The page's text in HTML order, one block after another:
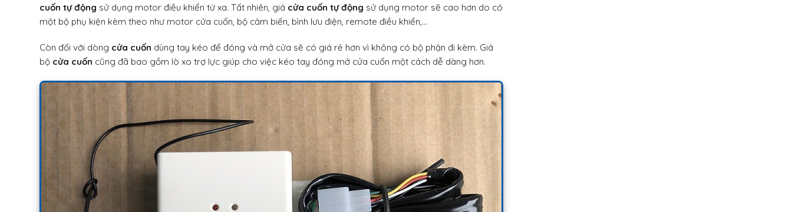
cuốn tự động sử dụng motor điều khiển từ xa. Tất nhiên, giá cửa cuốn tự động sử dụng motor sẽ cao hơn do có
một bộ phụ kiện kèm theo như motor cửa cuốn, bộ cảm biến, bình lưu điện, remote điều khiển,…
Còn đối với dòng cửa cuốn dùng tay kéo để đóng và mở cửa sẽ có giá rẻ hơn vì không có bộ phận đi kèm. Giá
bộ cửa cuốn cũng đã bao gồm lò xo trợ lực giúp cho việc kéo tay đóng mở cửa cuốn một cách dễ dàng hơn.